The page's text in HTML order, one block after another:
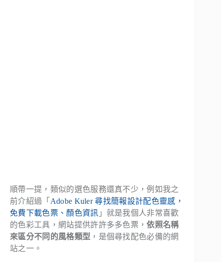
順帶一提，類似的選色服務還真不少，例如我之
前介紹過「 Adobe Kuler 尋找簡報設計配色靈感，
免費下載色票、顏色資訊 」就是我個人非常喜歡
的色彩工具，網站提供許許多多色票，依照名稱
來區分不同的風格類型 ，是個尋找配色必備的網
站之一。